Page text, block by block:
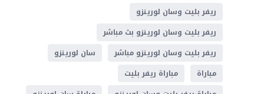
ريفر بليت وسان لورينزو
ريفر بليت وسان لورينزو بث مباشر
ريفر بليت وسان لورينزو مباشر
سان لورينزو
مباراة
مباراة ريفر بليت